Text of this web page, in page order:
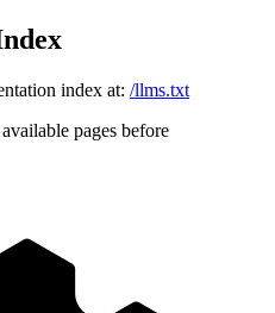
index at: /llms.txt
pages before